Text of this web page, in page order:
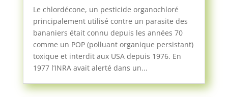
Le chlordécone, un pesticide organochloré
principalement utilisé contre un parasite des
bananiers était connu depuis les années 70
comme un POP (polluant organique persistant)
toxique et interdit aux USA depuis 1976. En
1977 l’INRA avait alerté dans un...